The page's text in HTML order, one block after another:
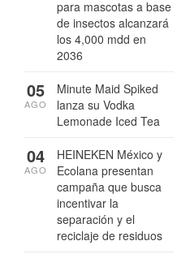
para mascotas a base
de insectos alcanzará
los 4,000 mdd en
2036
Minute Maid Spiked
lanza su Vodka
Lemonade Iced Tea
05
AGO
HEINEKEN México y
Ecolana presentan
campaña que busca
incentivar la
separación y el
reciclaje de residuos
04
AGO